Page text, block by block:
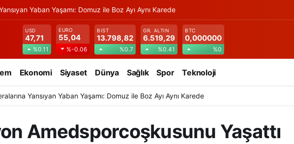
Yaban Yaşamı: Domuz ile Boz Ayı Aynı Karede
USD
47,71
%0.11
EURO
55,04
%-0.06
BIST
13.798,82
%0.7
GR. ALTIN
6.519,29
%0.41
BTC
0,000000
%0
Ekonomi Siyaset Dünya Sağlık Spor Teknoloji
Yansıyan Yaban Yaşamı: Domuz ile Boz Ayı Aynı Karede
Amedsporcoşkusunu Yaşattı